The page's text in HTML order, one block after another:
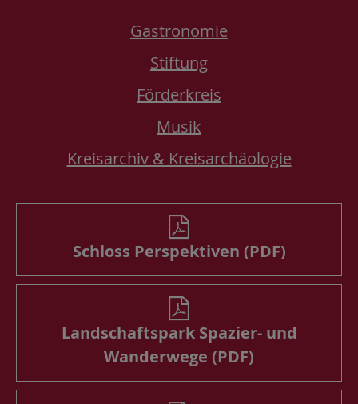
Gastronomie
Stiftung
Förderkreis
Musik
Kreisarchiv & Kreisarchäologie
Schloss Perspektiven (PDF)
Landschaftspark Spazier- und
Wanderwege (PDF)